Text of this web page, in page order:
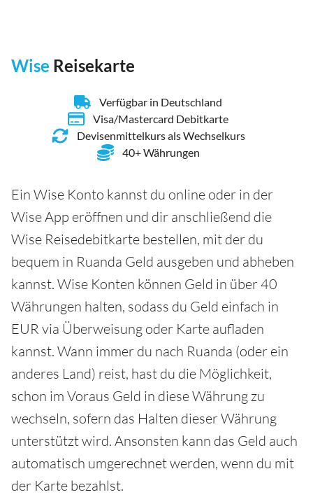
Wise Reisekarte
Verfügbar in Deutschland
Visa/Mastercard Debitkarte
Devisenmittelkurs als Wechselkurs
40+ Währungen
Ein Wise Konto kannst du online oder in der
Wise App eröffnen und dir anschließend die
Wise Reisedebitkarte bestellen, mit der du
bequem in Ruanda Geld ausgeben und abheben
kannst. Wise Konten können Geld in über 40
Währungen halten, sodass du Geld einfach in
EUR via Überweisung oder Karte aufladen
kannst. Wann immer du nach Ruanda (oder ein
anderes Land) reist, hast du die Möglichkeit,
schon im Voraus Geld in diese Währung zu
wechseln, sofern das Halten dieser Währung
unterstützt wird. Ansonsten kann das Geld auch
automatisch umgerechnet werden, wenn du mit
der Karte bezahlst.